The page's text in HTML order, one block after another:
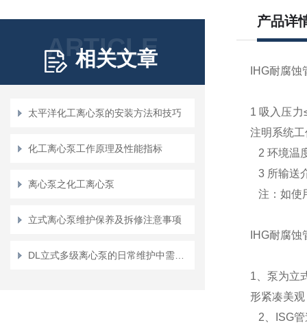
ARTICLE
相关文章
太平洋化工离心泵的安装方法和技巧
化工离心泵工作原理及性能指标
离心泵之化工离心泵
立式离心泵维护保养及拆修注意事项
产品详
IHG耐腐
1 吸入压力
注明系统
2 环境温
3 所输送
注：如使
IHG耐腐
1 、泵为
形紧凑美
2
ISG管